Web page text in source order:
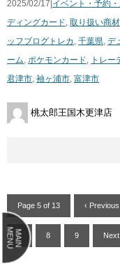
2025/02/17|イベント・予約
ディングカード 取り扱い商材
ッフブログ トレカ 千葉県 デ
ーム ポケモンカード トレー
君津市 袖ヶ浦市 富津市
桃太郎王国木更津店
Page 5 of 13 ‹ Previous
7 8 9 Next
MAIN
MENU